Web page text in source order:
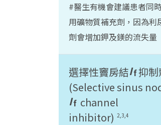
#醫生有機會建議患者同
用礦物質補充劑，因為利
劑會增加鉀及鎂的流失量
選擇性竇房結If抑制
(Selective sinus
If channel
inhibitor) 2,3,4